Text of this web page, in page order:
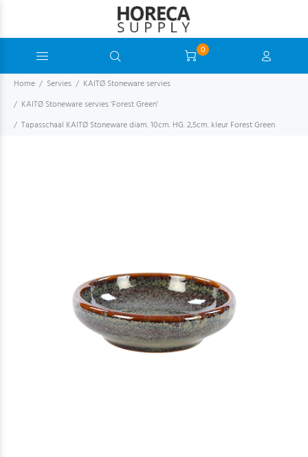
0
Home Servies
KAITØ Stoneware servies
KAITØ Stoneware servies 'Forest Green'
Tapasschaal KAITØ Stoneware diam. 10cm. HG. 2,5cm. kleur Forest Green